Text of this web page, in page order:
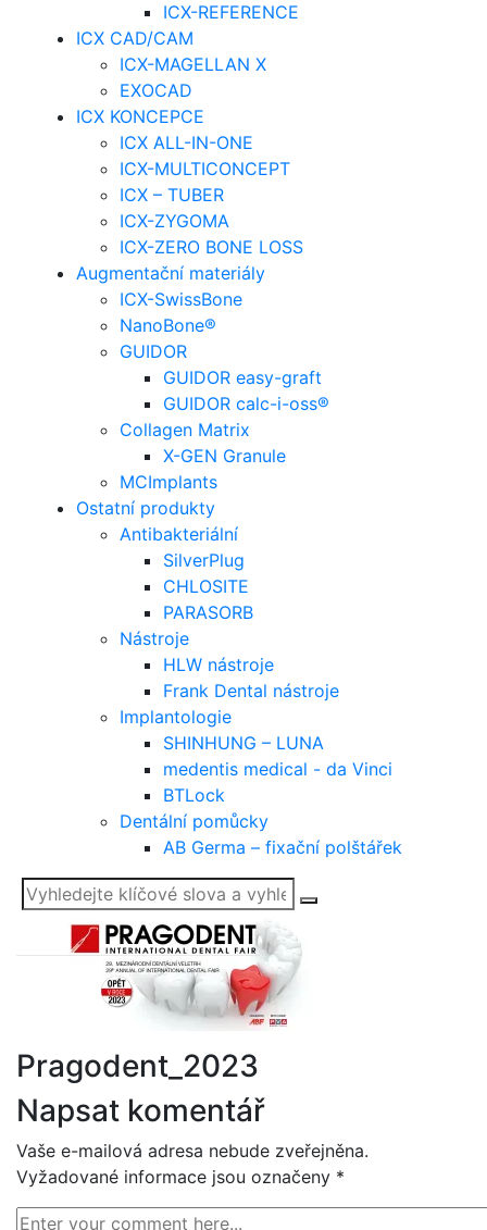
ICX-REFERENCE
ICX CAD/CAM
ICX-MAGELLAN X
EXOCAD
ICX KONCEPCE
ICX ALL-IN-ONE
ICX-MULTICONCEPT
ICX – TUBER
ICX-ZYGOMA
ICX-ZERO BONE LOSS
Augmentační materiály
ICX-SwissBone
NanoBone®
GUIDOR
GUIDOR easy-graft
GUIDOR calc-i-oss®
Collagen Matrix
X-GEN Granule
MCImplants
Ostatní produkty
Antibakteriální
SilverPlug
CHLOSITE
PARASORB
Nástroje
HLW nástroje
Frank Dental nástroje
Implantologie
SHINHUNG – LUNA
medentis medical - da Vinci
BTLock
Dentální pomůcky
AB Germa – fixační polštářek
Vyhledat
Pragodent_2023
Napsat komentář
Vaše e-mailová adresa nebude zveřejněna.
Vyžadované informace jsou označeny *